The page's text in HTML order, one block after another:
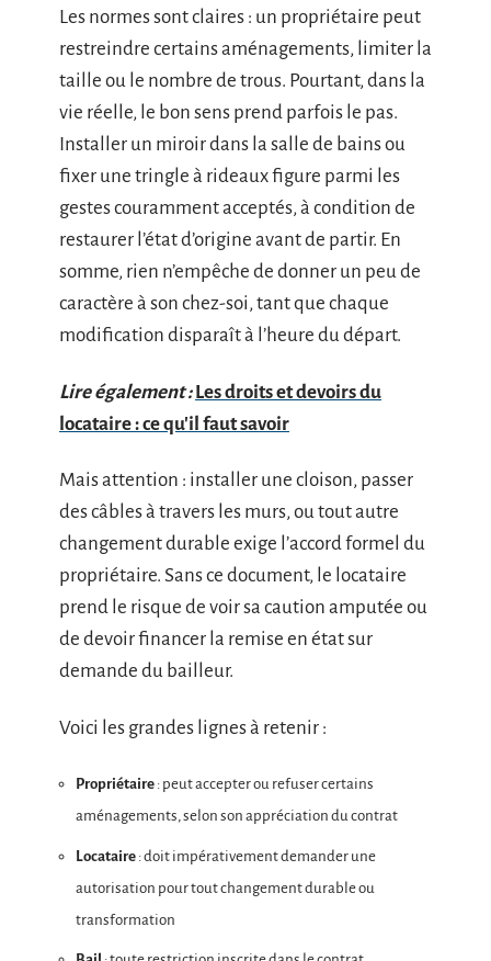
Les normes sont claires : un propriétaire peut
restreindre certains aménagements, limiter la
taille ou le nombre de trous. Pourtant, dans la
vie réelle, le bon sens prend parfois le pas.
Installer un miroir dans la salle de bains ou
fixer une tringle à rideaux figure parmi les
gestes couramment acceptés, à condition de
restaurer l’état d’origine avant de partir. En
somme, rien n’empêche de donner un peu de
caractère à son chez-soi, tant que chaque
modification disparaît à l’heure du départ.
Lire également : Les droits et devoirs du
locataire : ce qu'il faut savoir
Mais attention : installer une cloison, passer
des câbles à travers les murs, ou tout autre
changement durable exige l’accord formel du
propriétaire. Sans ce document, le locataire
prend le risque de voir sa caution amputée ou
de devoir financer la remise en état sur
demande du bailleur.
Voici les grandes lignes à retenir :
Propriétaire : peut accepter ou refuser certains
aménagements, selon son appréciation du contrat
Locataire : doit impérativement demander une
autorisation pour tout changement durable ou
transformation